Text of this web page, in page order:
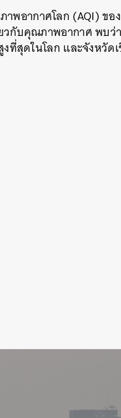
พอากาศโลก (AQI) ขอ
วกับคุณภาพอากาศ พบว่
ที่สุดในโลก และจังหวัด